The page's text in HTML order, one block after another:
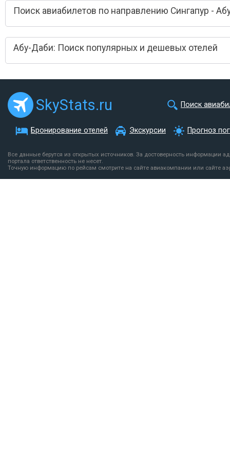
Поиск авиабилетов по направлению Сингапур -
Абу-Даби: Поиск популярных и дешевых отелей
SkyStats.ru Поиск
Бронирование отелей Экскурсии Прогноз
Все данные берутся из открытых источников. За достоверность информации
портала ответственность не несет.
Точную информацию по рейсам смотрите на сайте авиакомпании или сайте